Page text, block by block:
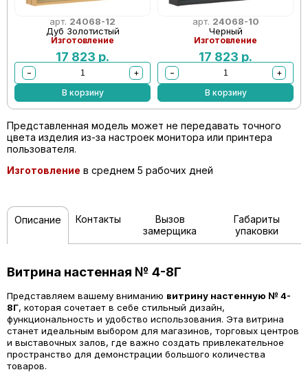
арт. 24068-12
Дуб Золотистый
Изготовление
17 823 р.
−
+
В корзину
арт. 24068-10
Черный
Изготовление
17 823 р.
−
+
В корзину
Представленная модель может не передавать точного
цвета изделия из-за настроек монитора или принтера
пользователя.
Изготовление в среднем 5 рабочих дней
Описание Контакты
Вызов
замерщика
Габариты
упаковки
Витрина настенная № 4-8Г
Представляем вашему вниманию витрину настенную № 4-
8Г, которая сочетает в себе стильный дизайн,
функциональность и удобство использования. Эта витрина
станет идеальным выбором для магазинов, торговых центров
и выставочных залов, где важно создать привлекательное
пространство для демонстрации большого количества
товаров.